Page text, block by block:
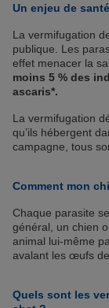
Un enjeu de
La vermifugation
publique. Les
effet menacer la
moins 5 % des
ascaris*.
La vermifugation
qu’ils hébergent
campagne, tous
Comment mon
Chaque parasite
général, un chien
animal lui-même
avalant les œufs de
Quels sont les